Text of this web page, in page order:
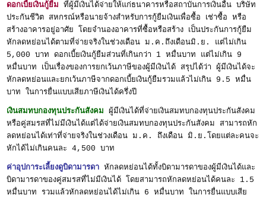
ดอกเบี้ยเงินกู้ยืม ที่ผู้มีเงินได้จ่ายให้แก่ธนาคารหรือสถาบันการเงินอื่น บริษัท
ประกันชีวิต สหกรณ์หรือนายจ้างสำหรับการกู้ยืมเงินเพื่อซื้อ เช่าซื้อ หรือ
สร้างอาคารอยู่อาศัย โดยจำนองอาคารที่ซื้อหรือสร้าง เป็นประกันการกู้ยืม
หักลดหย่อนได้ตามที่จ่ายจริงในช่วงเดือน ม.ค.ถึงเดือนมิ.ย. แต่ไม่เกิน
5,000 บาท ดอกเบี้ยเงินกู้ยืมส่วนที่เกินกว่า 1 หมื่นบาท แต่ไม่เกิน 9
หมื่นบาท เป็นเรื่องของการยกเว้นภาษีของผู้มีเงินได้ สรุปได้ว่า ผู้มีเงินได้จะ
หักลดหย่อนและยกเว้นภาษีจากดอกเบี้ยเงินกู้ยืมรวมแล้วไม่เกิน 9.5 หมื่น
บาท ในการยื่นแบบเสียภาษีเงินได้ครึ่งปี
เงินสมทบกองทุนประกันสังคมผู้มีเงินได้ที่จ่ายเงินสมทบกองทุนประกันสังคม
หรือคู่สมรสที่ไม่มีเงินได้แต่ได้จ่ายเงินสมทบกองทุนประกันสังคม สามารถหัก
ลดหย่อนได้เท่าที่จ่ายจริงในช่วงเดือน ม.ค. ถึงเดือน มิ.ย.โดยแต่ละคนจะ
หักได้ไม่เกินคนละ 4,500 บาท
ค่าอุปการะเลี้ยงดูบิดามารดาหักลดหย่อนได้ทั้งบิดามารดาของผู้มีเงินได้และ
บิดามารดาของคู่สมรสที่ไม่มีเงินได้ โดยสามารถหักลดหย่อนได้คนละ 1.5
หมื่นบาท รวมแล้วหักลดหย่อนได้ไม่เกิน 6 หมื่นบาท ในการยื่นแบบเสีย